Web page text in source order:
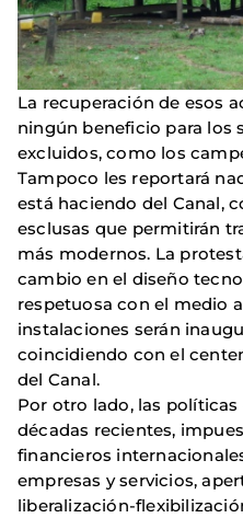
La recuperación de esos
ningún beneficio para los
excluidos, como los
Tampoco les reportará
está haciendo del Canal,
esclusas que permitirán
más modernos. La
cambio en el diseño
respetuosa con el medio
instalaciones serán
coincidiendo con el
del Canal.
Por otro lado, las
décadas recientes,
financieros
empresas y servicios,
liberalización-